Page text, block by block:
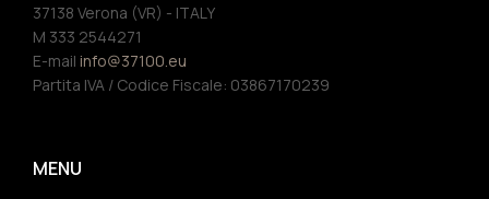
37138 Verona (VR) - ITALY
M 333 2544271
E-mail info@37100.eu
Partita IVA / Codice Fiscale: 03867170239
MENU